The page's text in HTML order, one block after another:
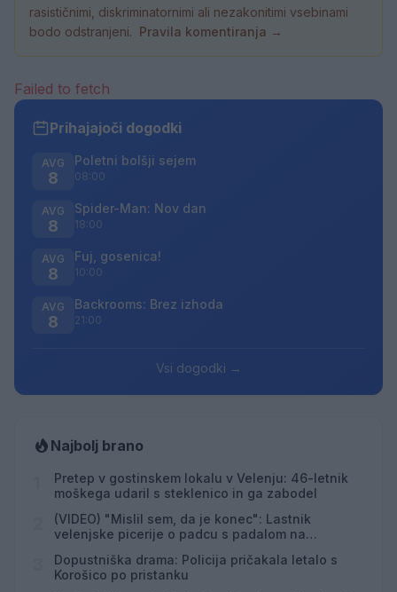
rasističnimi, diskriminatornimi ali nezakonitimi vsebinami
bodo odstranjeni. Pravila komentiranja →
Failed to fetch
Prihajajoči dogodki
AVG
8
Poletni bolšji sejem
08:00
AVG
8
Spider-Man: Nov dan
18:00
AVG
8
Fuj, gosenica!
10:00
AVG
8
Backrooms: Brez izhoda
21:00
Vsi dogodki →
Najbolj brano
Pretep v gostinskem lokalu v Velenju: 46-letnik
moškega udaril s steklenico in ga zabodel
(VIDEO) "Mislil sem, da je konec": Lastnik
velenjske picerije o padcu s padalom na
Dopustniška drama: Policija pričakala letalo s
Korošico po pristanku